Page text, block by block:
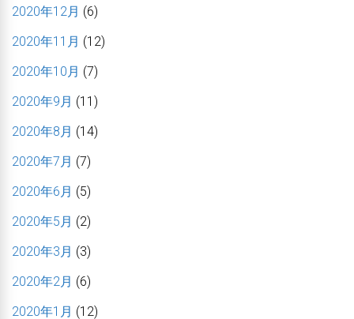
2020年12月 (6)
2020年11月 (12)
2020年10月 (7)
2020年9月 (11)
2020年8月 (14)
2020年7月 (7)
2020年6月 (5)
2020年5月 (2)
2020年3月 (3)
2020年2月 (6)
2020年1月 (12)